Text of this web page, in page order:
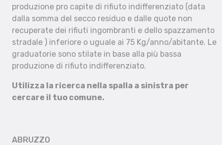
produzione pro capite di rifiuto indifferenziato (data
dalla somma del secco residuo e dalle quote non
recuperate dei rifiuti ingombranti e dello spazzamento
stradale ) inferiore o uguale ai 75 Kg/anno/abitante. Le
graduatorie sono stilate in base alla più bassa
produzione di rifiuto indifferenziato.
Utilizza la ricerca nella spalla a sinistra per
cercare il tuo comune.
ABRUZZO